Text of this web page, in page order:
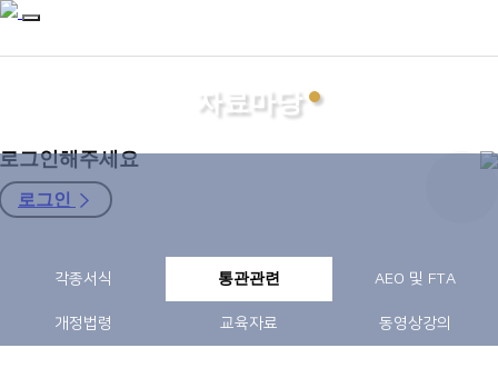
로그인해주세요
로그인
지회소개
자료마당
소식터
자료마당
각종서식 통관관련 AEO 및 FTA
개정법령 교육자료 동영상강의